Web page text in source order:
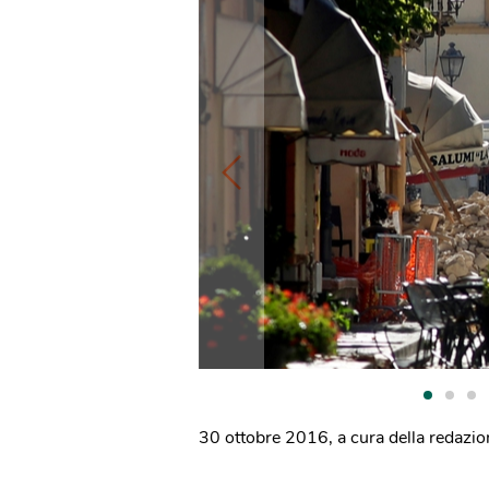
30 ottobre 2016, a cura della